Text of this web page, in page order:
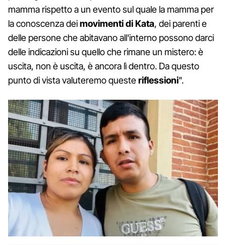
mamma rispetto a un evento sul quale la mamma per
la conoscenza deimovimenti di Kata, dei parenti e
delle persone che abitavano all'interno possono darci
delle indicazioni su quello che rimane un mistero: è
uscita, non è uscita, è ancora lì dentro. Da questo
punto di vista valuteremo questeriflessioni".